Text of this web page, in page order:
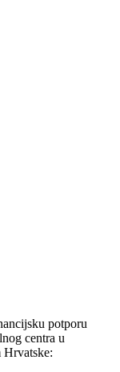
potporu
centra u
Hrvatske: